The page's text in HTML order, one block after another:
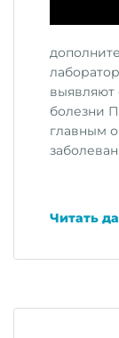
выявляют
болезни
главным
Читать